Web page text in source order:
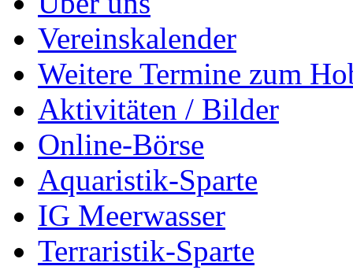
Vereinskalender
Weitere Termine zum
Aktivitäten / Bilder
Online-Börse
Aquaristik-Sparte
IG Meerwasser
Terraristik-Sparte